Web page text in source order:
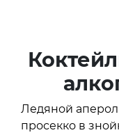
Ледяной
просекко в